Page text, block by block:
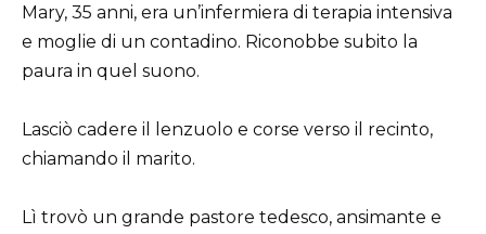
Mary, 35 anni, era un’infermiera di terapia intensiva
e moglie di un contadino. Riconobbe subito la
paura in quel suono.
Lasciò cadere il lenzuolo e corse verso il recinto,
chiamando il marito.
Lì trovò un grande pastore tedesco, ansimante e